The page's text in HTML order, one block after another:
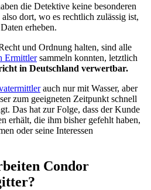
die Detektive keine besonderen
dort, wo es rechtlich zulässig ist,
erheben.
und Ordnung halten, sind alle
Ermittlersammeln konnten, letztlich
in Deutschland verwertbar.
auch nur mit Wasser, aber
zum geeigneten Zeitpunkt schnell
Das hat zur Folge, dass der Kunde
erhält, die ihm bisher gefehlt haben,
oder seine Interessen
Condor